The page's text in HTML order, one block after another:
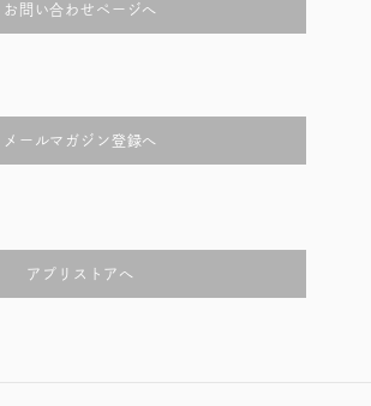
お問い合わせページへ
メールマガジン登録へ
アプリストアへ